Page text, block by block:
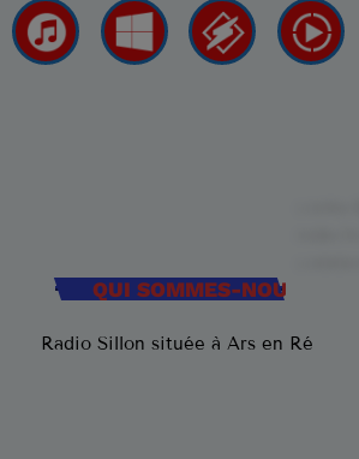
QUI SOMMES-NOUS
Radio Sillon située à Ars en Ré